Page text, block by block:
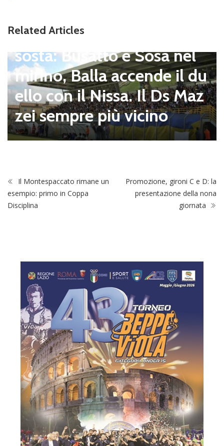
Related Articles
pagnano), mercato senza
sosta: Busatto e Sosa nel
mirino, Balla accende il du
ello con il Nissa. Il Ds Maz
zei sempre più vicino
Il Montespaccato rimane un
esempio: primo in Coppa
Disciplina
Promozione, gironi C e D: la
presentazione della nona
giornata